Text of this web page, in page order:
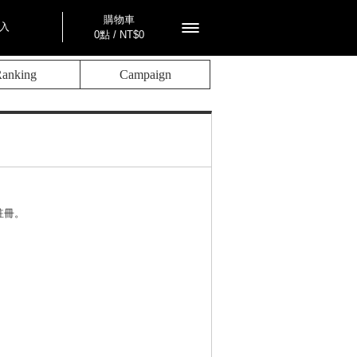
購物車
0點 / NT$0
Campaign
。